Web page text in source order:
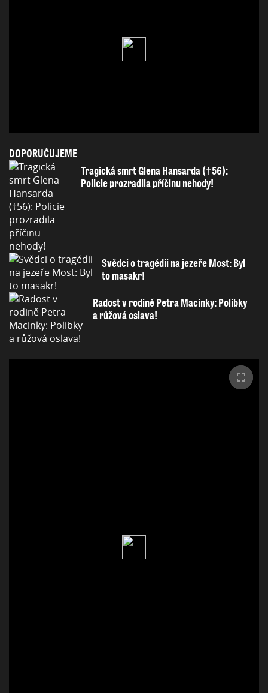
DOPORUČUJEME
Tragická smrt Glena Hansarda (†56):
Policie prozradila příčinu nehody!
Svědci o tragédii na jezeře Most: Byl
to masakr!
Radost v rodině Petra Macinky: Polibky
a růžová oslava!